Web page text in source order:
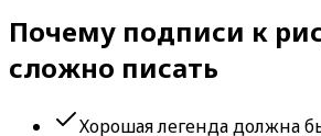
Почему подписи к
сложно писать
Хорошая легенда должна